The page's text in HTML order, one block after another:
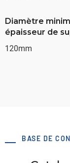
Diamètre
épaisseur de
120mm
BASE DE